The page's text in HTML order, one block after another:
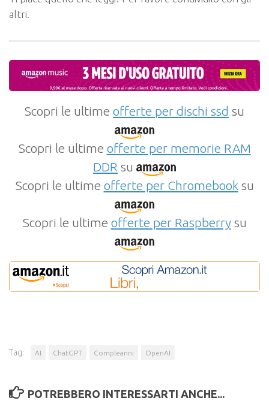
altri.
Scopri le ultime offerte per dischi ssd su
Scopri le ultime offerte per memorie RAM
DDR su
Scopri le ultime offerte per Chromebooksu
Scopri le ultime offerte per Raspberrysu
Tag: AI ChatGPT Compleanni OpenAI
POTREBBERO INTERESSARTI ANCHE...